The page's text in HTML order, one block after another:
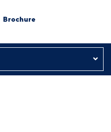
Brochure